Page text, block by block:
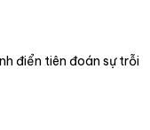
điển tiên đoán sự trỗi